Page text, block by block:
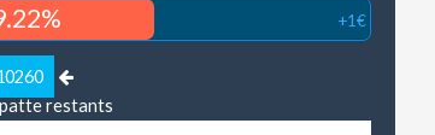
+1€
restants